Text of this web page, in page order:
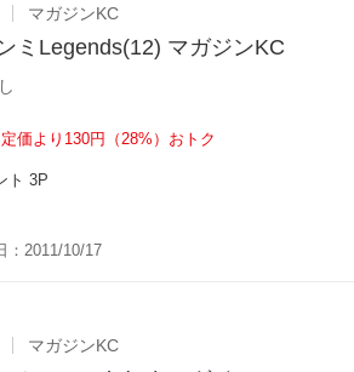
マガジンKC
ミLegends(12) マガジンKC
定価より130円（28%）おトク
ト 3P
：2011/10/17
マガジンKC